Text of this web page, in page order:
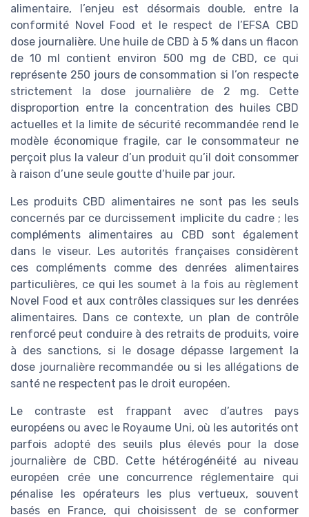
alimentaire, l’enjeu est désormais double, entre la
conformité Novel Food et le respect de l’EFSA CBD
dose journalière. Une huile de CBD à 5 % dans un flacon
de 10 ml contient environ 500 mg de CBD, ce qui
représente 250 jours de consommation si l’on respecte
strictement la dose journalière de 2 mg. Cette
disproportion entre la concentration des huiles CBD
actuelles et la limite de sécurité recommandée rend le
modèle économique fragile, car le consommateur ne
perçoit plus la valeur d’un produit qu’il doit consommer
à raison d’une seule goutte d’huile par jour.
Les produits CBD alimentaires ne sont pas les seuls
concernés par ce durcissement implicite du cadre ; les
compléments alimentaires au CBD sont également
dans le viseur. Les autorités françaises considèrent
ces compléments comme des denrées alimentaires
particulières, ce qui les soumet à la fois au règlement
Novel Food et aux contrôles classiques sur les denrées
alimentaires. Dans ce contexte, un plan de contrôle
renforcé peut conduire à des retraits de produits, voire
à des sanctions, si le dosage dépasse largement la
dose journalière recommandée ou si les allégations de
santé ne respectent pas le droit européen.
Le contraste est frappant avec d’autres pays
européens ou avec le Royaume Uni, où les autorités ont
parfois adopté des seuils plus élevés pour la dose
journalière de CBD. Cette hétérogénéité au niveau
européen crée une concurrence réglementaire qui
pénalise les opérateurs les plus vertueux, souvent
basés en France, qui choisissent de se conformer